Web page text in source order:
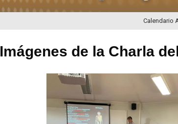
Calendario
Imágenes de la Charla